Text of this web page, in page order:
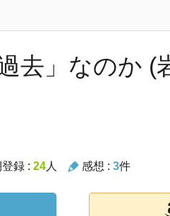
去」なのか (
録 : 24人 感想 : 3件